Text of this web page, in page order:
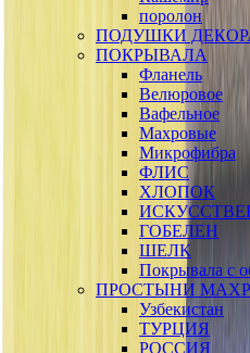
поролон
ПОДУШКИ
ПОКРЫВАЛА
Фланель
Велюровое
Вафельное
Махровые
Микрофибра
ФЛИС
ХЛОПОК
ГОБЕЛЕН
ШЕЛК
Покрывала с
ПРОСТЫНИ
Узбекистан
ТУРЦИЯ
РОССИЯ